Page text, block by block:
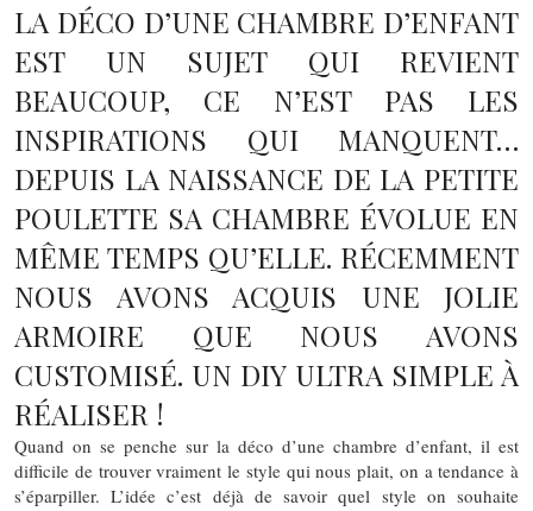
LA DÉCO D’UNE CHAMBRE D’ENFANT
EST UN SUJET QUI REVIENT
BEAUCOUP, CE N’EST PAS LES
INSPIRATIONS QUI MANQUENT…
DEPUIS LA NAISSANCE DE LA PETITE
POULETTE SA CHAMBRE ÉVOLUE EN
MÊME TEMPS QU’ELLE. RÉCEMMENT
NOUS AVONS ACQUIS UNE JOLIE
ARMOIRE QUE NOUS AVONS
CUSTOMISÉ. UN DIY ULTRA SIMPLE À
RÉALISER !
Quand on se penche sur la déco d’une chambre d’enfant, il est
difficile de trouver vraiment le style qui nous plait, on a tendance à
s’éparpiller. L’idée c’est déjà de savoir quel style on souhaite